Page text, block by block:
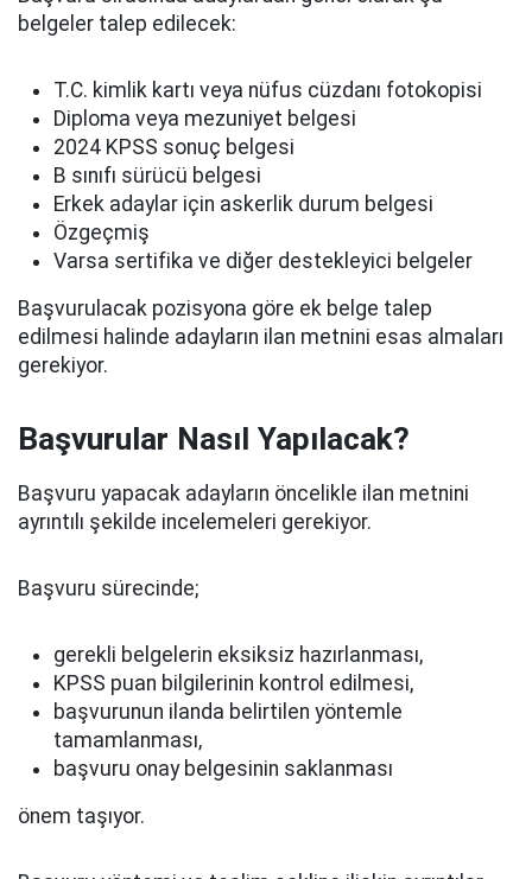
belgeler talep edilecek:
T.C. kimlik kartı veya nüfus cüzdanı fotokopisi
Diploma veya mezuniyet belgesi
2024 KPSS sonuç belgesi
B sınıfı sürücü belgesi
Erkek adaylar için askerlik durum belgesi
Özgeçmiş
Varsa sertifika ve diğer destekleyici belgeler
Başvurulacak pozisyona göre ek belge talep
edilmesi halinde adayların ilan metnini esas almaları
gerekiyor.
Başvurular Nasıl Yapılacak?
Başvuru yapacak adayların öncelikle ilan metnini
ayrıntılı şekilde incelemeleri gerekiyor.
Başvuru sürecinde;
gerekli belgelerin eksiksiz hazırlanması,
KPSS puan bilgilerinin kontrol edilmesi,
başvurunun ilanda belirtilen yöntemle
tamamlanması,
başvuru onay belgesinin saklanması
önem taşıyor.